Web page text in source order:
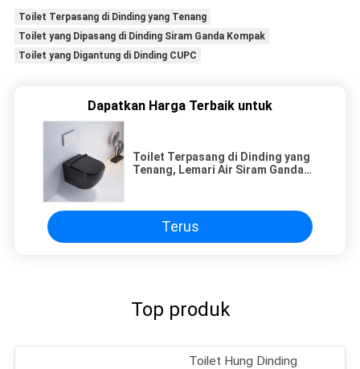
Toilet Terpasang di Dinding yang Tenang
Toilet yang Dipasang di Dinding Siram Ganda Kompak
Toilet yang Digantung di Dinding CUPC
Dapatkan Harga Terbaik untuk
Toilet Terpasang di Dinding yang
Tenang, Lemari Air Siram Ganda
Terus
Top produk
Toilet Hung Dinding